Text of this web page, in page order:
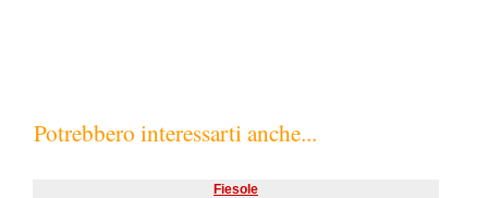
Potrebbero interessarti anche...
Fiesole